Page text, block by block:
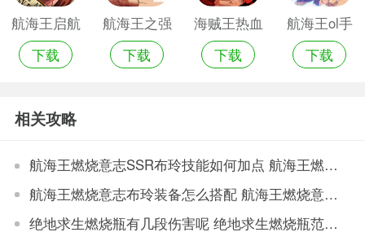
航海王启航
安卓版
下载
航海王之强
者之路破解
下载
海贼王热血
航线官方网
下载
航海王ol手
游助手
下载
相关攻略
航海王燃烧意志SSR布玲技能如何加点 航海王燃烧意志SSR布玲加点推荐
航海王燃烧意志布玲装备怎么搭配 航海王燃烧意志布玲装备推荐
绝地求生燃烧瓶有几段伤害呢 绝地求生燃烧瓶范围和燃烧伤害测试